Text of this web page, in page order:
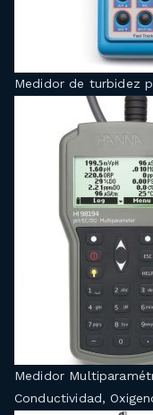
Medidor de turbidez
Medidor
Conductividad,